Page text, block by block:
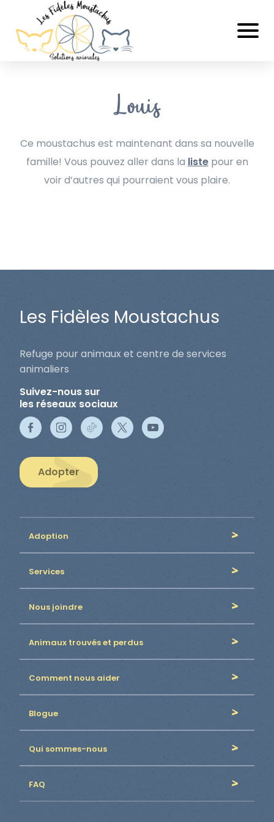
Louis
Ce moustachus est maintenant dans sa nouvelle
famille! Vous pouvez aller dans la listepour en
voir d’autres qui pourraient vous plaire.
Les Fidèles Moustachus
Refuge pour animaux et centre de services
animaliers
Suivez-nous sur
les réseaux sociaux
Adopter
Adoption
Services
Nous joindre
Animaux trouvés et perdus
Comment nous aider
Blogue
Qui sommes-nous
FAQ